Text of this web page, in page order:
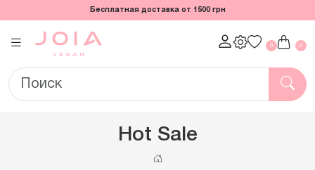
Бесплатная доставка от 1500 грн
0 0
Hot Sale